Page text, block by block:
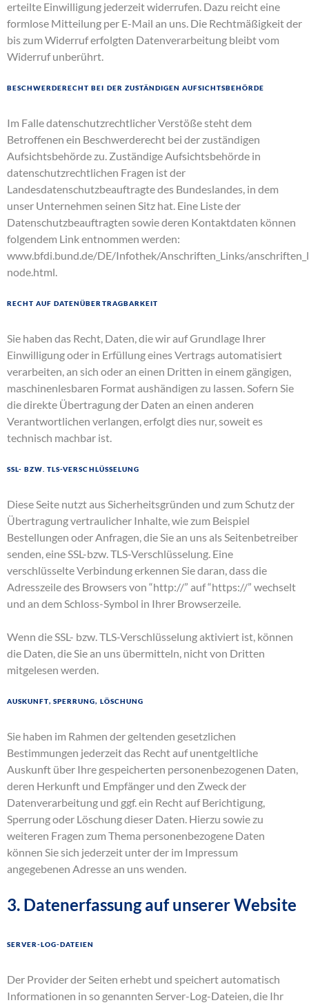
erteilte Einwilligung jederzeit widerrufen. Dazu reicht eine
formlose Mitteilung per E-Mail an uns. Die Rechtmäßigkeit der
bis zum Widerruf erfolgten Datenverarbeitung bleibt vom
Widerruf unberührt.
Beschwerderecht bei der zuständigen Aufsichtsbehörde
Im Falle datenschutzrechtlicher Verstöße steht dem
Betroffenen ein Beschwerderecht bei der zuständigen
Aufsichtsbehörde zu. Zuständige Aufsichtsbehörde in
datenschutzrechtlichen Fragen ist der
Landesdatenschutzbeauftragte des Bundeslandes, in dem
unser Unternehmen seinen Sitz hat. Eine Liste der
Datenschutzbeauftragten sowie deren Kontaktdaten können
folgendem Link entnommen werden:
www.bfdi.bund.de/DE/Infothek/Anschriften_Links/
node.html.
Recht auf Datenübertragbarkeit
Sie haben das Recht, Daten, die wir auf Grundlage Ihrer
Einwilligung oder in Erfüllung eines Vertrags automatisiert
verarbeiten, an sich oder an einen Dritten in einem gängigen,
maschinenlesbaren Format aushändigen zu lassen. Sofern Sie
die direkte Übertragung der Daten an einen anderen
Verantwortlichen verlangen, erfolgt dies nur, soweit es
technisch machbar ist.
SSL- bzw. TLS-Verschlüsselung
Diese Seite nutzt aus Sicherheitsgründen und zum Schutz der
Übertragung vertraulicher Inhalte, wie zum Beispiel
Bestellungen oder Anfragen, die Sie an uns als Seitenbetreiber
senden, eine SSL-bzw. TLS-Verschlüsselung. Eine
verschlüsselte Verbindung erkennen Sie daran, dass die
Adresszeile des Browsers von “http://” auf “https://” wechselt
und an dem Schloss-Symbol in Ihrer Browserzeile.
Wenn die SSL- bzw. TLS-Verschlüsselung aktiviert ist, können
die Daten, die Sie an uns übermitteln, nicht von Dritten
mitgelesen werden.
Auskunft, Sperrung, Löschung
Sie haben im Rahmen der geltenden gesetzlichen
Bestimmungen jederzeit das Recht auf unentgeltliche
Auskunft über Ihre gespeicherten personenbezogenen Daten,
deren Herkunft und Empfänger und den Zweck der
Datenverarbeitung und ggf. ein Recht auf Berichtigung,
Sperrung oder Löschung dieser Daten. Hierzu sowie zu
weiteren Fragen zum Thema personenbezogene Daten
können Sie sich jederzeit unter der im Impressum
angegebenen Adresse an uns wenden.
3. Datenerfassung auf unserer Website
Server-Log-Dateien
Der Provider der Seiten erhebt und speichert automatisch
Informationen in so genannten Server-Log-Dateien, die Ihr